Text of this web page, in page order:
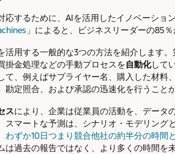
するために、AIを活用したイノベーショ
」によると、ビジネスリーダーの85
活用する一般的な3つの方法を紹介します
掛金処理などの手動プロセスを自動化して
て、例えばサプライヤー名、購入した材料
定照合、および承認の迅速化を行うことが
スにより、企業は従業員の活動を、データ
スマートな予測は、シナリオ・モデリング
わずか10日つまり競合他社の約半分の時間
過去の報告ではなく、より多くの時間を